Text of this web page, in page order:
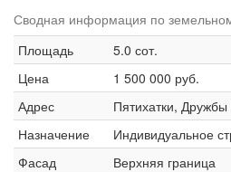
Сводная информация по
Площадь
5.0 сот.
Цена
1 500 000 руб.
Адрес
Пятихатки, Дружбы
Назначение
Индивидуальное
Фасад
Верхняя граница